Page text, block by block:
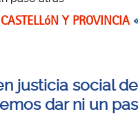
Y PROVINCIA
justicia social
dar ni un